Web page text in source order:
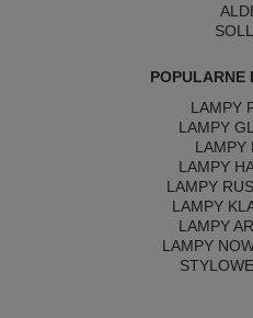
POPULARNE
LAMPY
LAMPY
LAMPY
LAMPY
LAMPY
LAMPY
LAMPY
LAMPY